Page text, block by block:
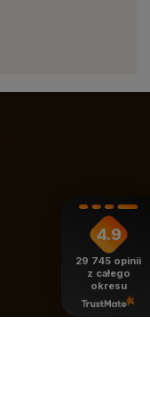
4.9
29 745 opinii
z całego
okresu